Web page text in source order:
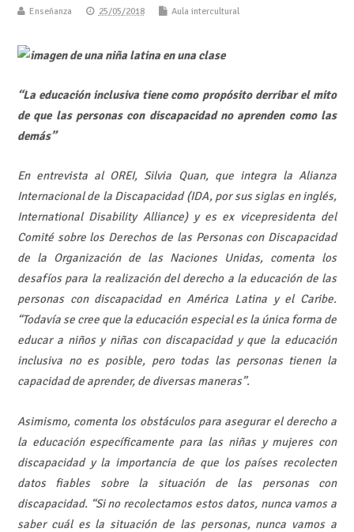
Enseñanza 25/05/2018 Aula intercultural
“La educación inclusiva tiene como propósito derribar el mito
de que las personas con discapacidad no aprenden como las
demás”
En entrevista al OREI, Silvia Quan, que integra la Alianza
Internacional de la Discapacidad (IDA, por sus siglas en inglés,
International Disability Alliance) y es ex vicepresidenta del
Comité sobre los Derechos de las Personas con Discapacidad
de la Organización de las Naciones Unidas, comenta los
desafíos para la realización del derecho a la educación de las
personas con discapacidad en América Latina y el Caribe.
“Todavía se cree que la educación especial es la única forma de
educar a niños y niñas con discapacidad y que la educación
inclusiva no es posible, pero todas las personas tienen la
capacidad de aprender, de diversas maneras”.
Asimismo, comenta los obstáculos para asegurar el derecho a
la educación específicamente para las niñas y mujeres con
discapacidad y la importancia de que los países recolecten
datos fiables sobre la situación de las personas con
discapacidad. “Si no recolectamos estos datos, nunca vamos a
saber cuál es la situación de las personas, nunca vamos a